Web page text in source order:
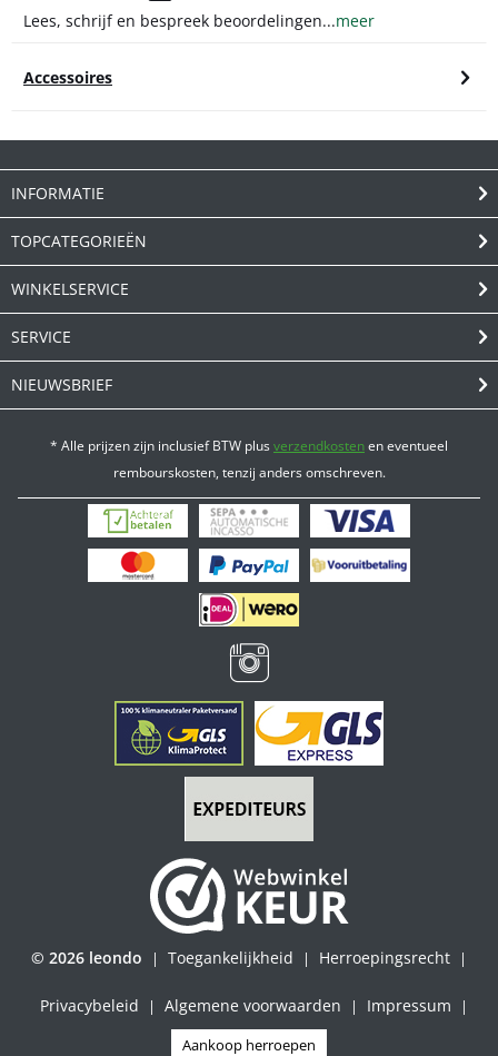
Lees, schrijf en bespreek beoordelingen...meer
Accessoires
INFORMATIE
TOPCATEGORIEËN
WINKELSERVICE
SERVICE
NIEUWSBRIEF
* Alle prijzen zijn inclusief BTW plusverzendkostenen eventueel
rembourskosten, tenzij anders omschreven.
© 2026 leondo | Toegankelijkheid | Herroepingsrecht |
Privacybeleid | Algemene voorwaarden | Impressum
|
Aankoop herroepen